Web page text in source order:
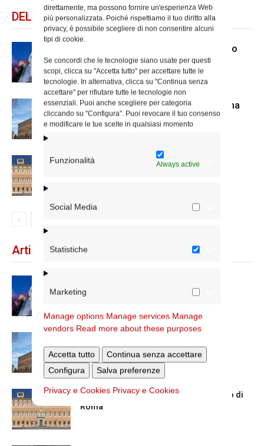
direttamente, ma possono fornire un'esperienza Web
più personalizzata. Poiché rispettiamo il tuo diritto alla
privacy, è possibile scegliere di non consentire alcuni
tipi di cookie.
Se concordi che le tecnologie siano usate per questi
scopi, clicca su "Accetta tutto" per accettare tutte le
tecnologie. In alternativa, clicca su "Continua senza
accettare" per rifiutare tutte le tecnologie non
essenziali. Puoi anche scegliere per categoria
cliccando su "Configura". Puoi revocare il tuo consenso
e modificare le tue scelte in qualsiasi momento
Funzionalità Always active
Social Media
Statistiche
Marketing
Manage options Manage services Manage
vendors Read more about these purposes
Accetta tutto
Continua senza accettare
Configura
Salva preferenze
Privacy e Cookies Privacy e Cookies
DELLO STESSO AUTORE
Dal 28 al 31 agosto il pellegrinaggio
diocesano a Lourdes
Nuove nomine nella diocesi di Roma
Chiusura estiva degli Uffici del
Articoli recenti
diocesano a Lourdes
Chiusura estiva degli Uffici del Vicariato di
Roma